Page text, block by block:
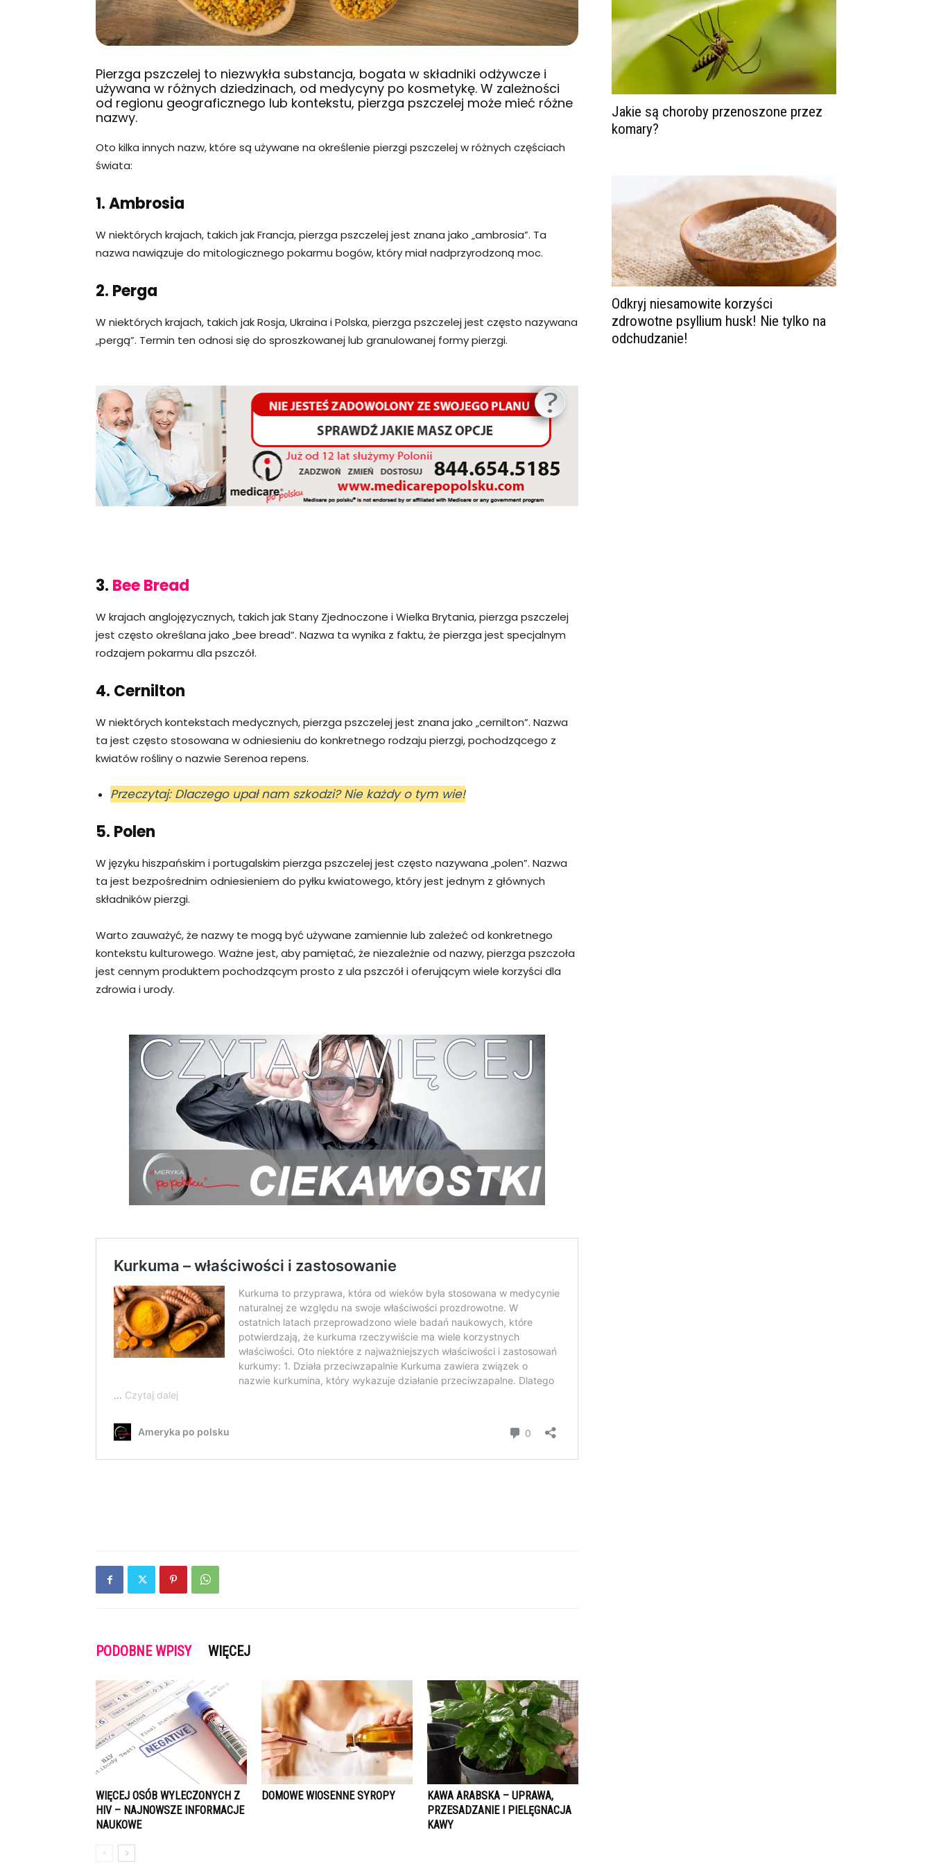
Pierzga pszczelej to niezwykła substancja, bogata w składniki odżywcze i
używana w różnych dziedzinach, od medycyny po kosmetykę. W zależności
od regionu geograficznego lub kontekstu, pierzga pszczelej może mieć różne
nazwy.
Oto kilka innych nazw, które są używane na określenie pierzgi pszczelej w różnych częściach
świata:
1. Ambrosia
W niektórych krajach, takich jak Francja, pierzga pszczelej jest znana jako „ambrosia”. Ta
nazwa nawiązuje do mitologicznego pokarmu bogów, który miał nadprzyrodzoną moc.
2. Perga
W niektórych krajach, takich jak Rosja, Ukraina i Polska, pierzga pszczelej jest często nazywana
„pergą”. Termin ten odnosi się do sproszkowanej lub granulowanej formy pierzgi.
3. Bee Bread
W krajach anglojęzycznych, takich jak Stany Zjednoczone i Wielka Brytania, pierzga pszczelej
jest często określana jako „bee bread”. Nazwa ta wynika z faktu, że pierzga jest specjalnym
rodzajem pokarmu dla pszczół.
4. Cernilton
W niektórych kontekstach medycznych, pierzga pszczelej jest znana jako „cernilton”. Nazwa
ta jest często stosowana w odniesieniu do konkretnego rodzaju pierzgi, pochodzącego z
kwiatów rośliny o nazwie Serenoa repens.
Przeczytaj: Dlaczego upał nam szkodzi? Nie każdy o tym wie!
5. Polen
W języku hiszpańskim i portugalskim pierzga pszczelej jest często nazywana „polen”. Nazwa
ta jest bezpośrednim odniesieniem do pyłku kwiatowego, który jest jednym z głównych
składników pierzgi.
Warto zauważyć, że nazwy te mogą być używane zamiennie lub zależeć od konkretnego
kontekstu kulturowego. Ważne jest, aby pamiętać, że niezależnie od nazwy, pierzga pszczoła
jest cennym produktem pochodzącym prosto z ula pszczół i oferującym wiele korzyści dla
zdrowia i urody.
PODOBNE WPISY WIĘCEJ
WIĘCEJ OSÓB WYLECZONYCH Z
HIV – NAJNOWSZE INFORMACJE
NAUKOWE
DOMOWE WIOSENNE SYROPY
KAWA ARABSKA – UPRAWA,
PRZESADZANIE I PIELĘGNACJA
KAWY
Jakie są choroby przenoszone przez
komary?
Odkryj niesamowite korzyści
zdrowotne psyllium husk! Nie tylko na
odchudzanie!